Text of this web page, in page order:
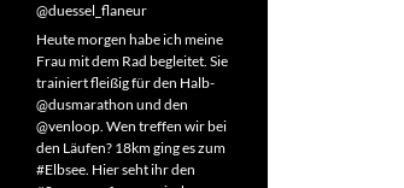
@duessel_flaneur
Heute morgen habe ich meine
Frau mit dem Rad begleitet. Sie
trainiert fleißig für den Halb-
@dusmarathon und den
@venloop. Wen treffen wir bei
den Läufen? 18km ging es zum
#Elbsee. Hier seht ihr den